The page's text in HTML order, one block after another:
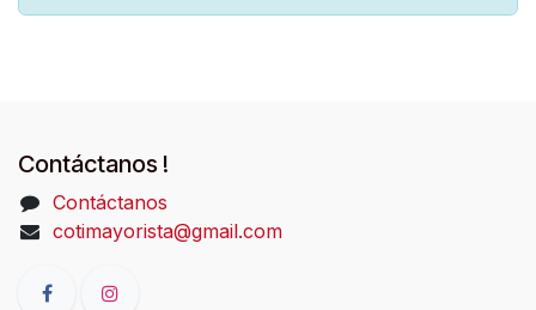
Contáctanos !
Contáctanos
cotimayorista@gmail.com